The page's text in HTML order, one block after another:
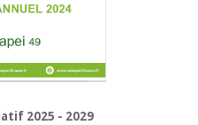
2025 - 2029